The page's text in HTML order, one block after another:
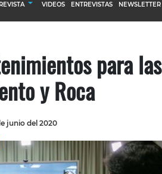
REVISTA
INGRESAR
VIDEOS ENTREVISTAS NEWSLETTER
para las
y Roca
junio del 2020